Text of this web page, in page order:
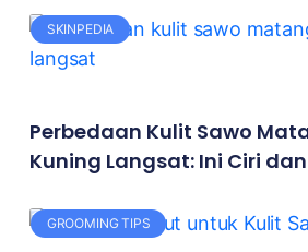
SKINPEDIA
Perbedaan Kulit Sawo
Kuning Langsat: Ini Ciri
GROOMING TIPS